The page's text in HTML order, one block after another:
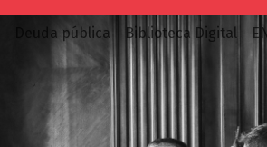
Deuda pública Biblioteca Digital